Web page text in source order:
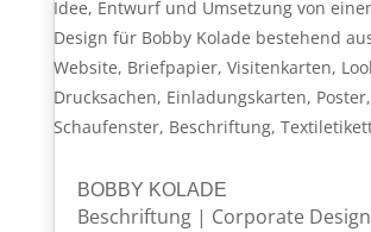
BOBBY KOLADE
Beschriftung| Corporate Design